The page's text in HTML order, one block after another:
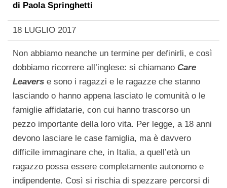
di Paola Springhetti
18 LUGLIO 2017
Non abbiamo neanche un termine per definirli, e così
dobbiamo ricorrere all’inglese: si chiamano Care
Leavers e sono i ragazzi e le ragazze che stanno
lasciando o hanno appena lasciato le comunità o le
famiglie affidatarie, con cui hanno trascorso un
pezzo importante della loro vita. Per legge, a 18 anni
devono lasciare le case famiglia, ma è davvero
difficile immaginare che, in Italia, a quell’età un
ragazzo possa essere completamente autonomo e
indipendente. Così si rischia di spezzare percorsi di